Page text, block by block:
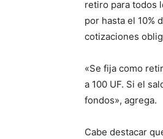
retiro para todos
por hasta el 10%
cotizaciones
«Se fija como
a 100 UF. Si el
fondos», agrega.
Cabe destacar